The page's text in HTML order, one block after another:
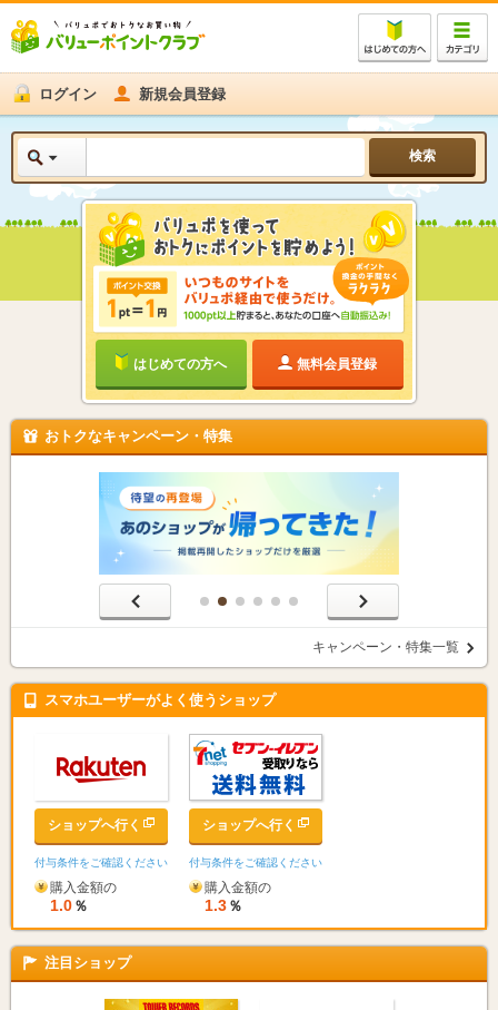
ログイン 新規会員登録
はじめての方へ 無料会員登録
おトクなキャンペーン・特集
キャンペーン・特集一覧
スマホユーザーがよく使うショップ
ショップへ行く
付与条件をご確認ください
購入金額の
1.0 ％
ショップへ行く
付与条件をご確認ください
購入金額の
1.3 ％
注目ショップ